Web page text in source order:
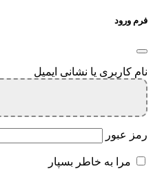
فرم ورود
نام کاربری یا نشانی ایمیل
رمز عبور
مرا به خاطر بسپار